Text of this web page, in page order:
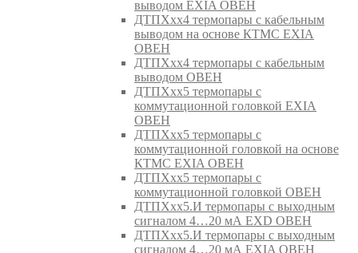
выводом EXIA ОВЕН
ДТПХхх4 термопары с кабельным
выводом на основе КТМС EXIA
ОВЕН
ДТПХхх4 термопары с кабельным
выводом ОВЕН
ДТПХхх5 термопары с
коммутационной головкой EXIA
ОВЕН
ДТПХхх5 термопары с
коммутационной головкой на основе
КТМС EXIA ОВЕН
ДТПХхх5 термопары с
коммутационной головкой ОВЕН
ДТПХхх5.И термопары с выходным
сигналом 4…20 мА EXD ОВЕН
ДТПХхх5.И термопары с выходным
сигналом 4…20 мА EXIA ОВЕН